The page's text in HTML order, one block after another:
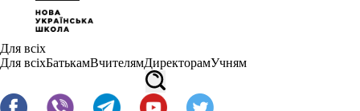
Для всіх
Для всіхБатькамВчителямДиректорамУчням